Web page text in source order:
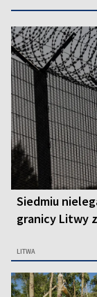
Siedmiu
granicy Litwy
LITWA